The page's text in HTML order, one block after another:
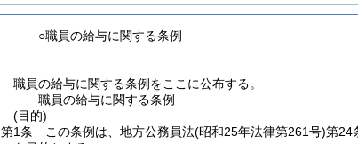
○職員の給与に関する条例
職員の給与に関する条例をここに公布する。
職員の給与に関する条例
(目的)
第1条
この条例は、地方公務員法(昭和25年法律第261号)第24